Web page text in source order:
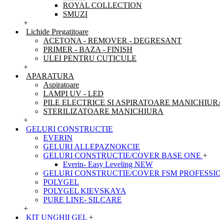
ROYAL COLLECTION
SMUZI
+
Lichide Pregatitoare
ACETONA - REMOVER - DEGRESANT
PRIMER - BAZA - FINISH
ULEI PENTRU CUTICULE
+
APARATURA
Aspiratoare
LAMPI UV - LED
PILE ELECTRICE SI ASPIRATOARE
STERILIZATOARE MANICHIURA
+
GELURI CONSTRUCTIE
EVERIN
GELURI ALLEPAZNOKCIE
GELURI CONSTRUCTIE/COVER BASE ONE +
Everin- Easy Leveling NEW
GELURI CONSTRUCTIE/COVER FSM
POLYGEL
POLYGEL KIEVSKAYA
PURE LINE- SILCARE
+
KIT UNGHII GEL +